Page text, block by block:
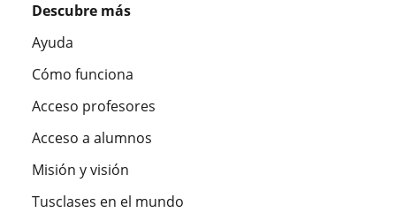
Descubre más
Ayuda
Cómo funciona
Acceso profesores
Acceso a alumnos
Misión y visión
Tusclases en el mundo